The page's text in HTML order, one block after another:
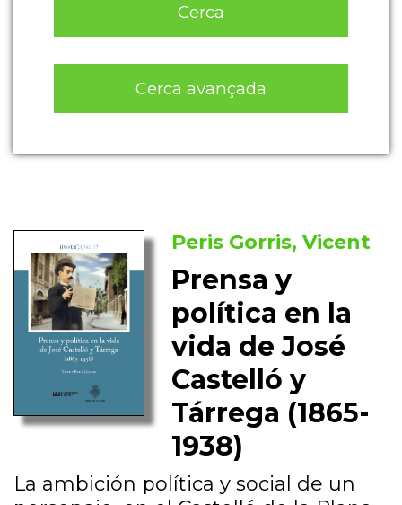
Cerca
Cerca avançada
Peris Gorris, Vicent
Prensa y
política en la
vida de José
Castelló y
Tárrega (1865-
1938)
La ambición política y social de un